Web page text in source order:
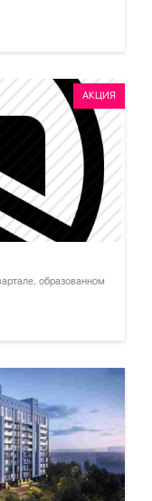
АКЦИЯ
образованном